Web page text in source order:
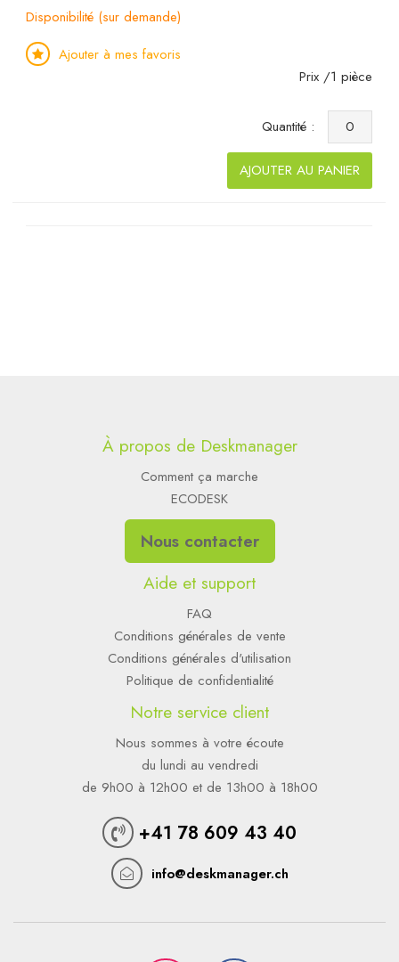
Disponibilité (sur demande)
Ajouter à mes favoris
Prix /1 pièce
Quantité :
AJOUTER AU PANIER
À propos de Deskmanager
Comment ça marche
ECODESK
Nous contacter
Aide et support
FAQ
Conditions générales de vente
Conditions générales d'utilisation
Politique de confidentialité
Notre service client
Nous sommes à votre écoute
du lundi au vendredi
de 9h00 à 12h00 et de 13h00 à 18h00
+41 78 609 43 40
info@deskmanager.ch